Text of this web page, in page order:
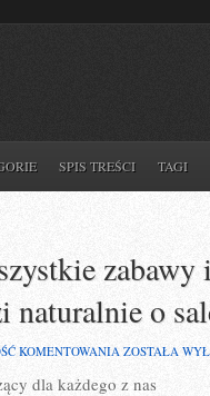
SPIS TREŚCI TAGI
zabawy
o
KOMENTOWANIA NA
ODBYWAJĄ
ZOSTAŁA
dla każdego z nas